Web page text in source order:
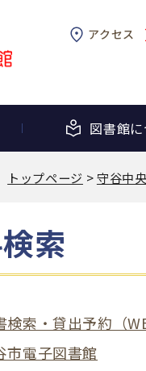
アクセス
図書館に
トップページ >守谷中
索
検索・貸出予約（
市電子図書館